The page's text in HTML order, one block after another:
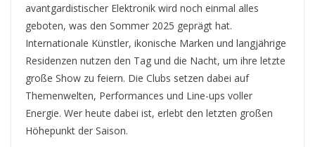
avantgardistischer Elektronik wird noch einmal alles
geboten, was den Sommer 2025 geprägt hat.
Internationale Künstler, ikonische Marken und langjährige
Residenzen nutzen den Tag und die Nacht, um ihre letzte
große Show zu feiern. Die Clubs setzen dabei auf
Themenwelten, Performances und Line-ups voller
Energie. Wer heute dabei ist, erlebt den letzten großen
Höhepunkt der Saison.